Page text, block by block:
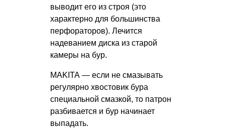
выводит его из строя (это
характерно для большинства
перфораторов). Лечится
надеванием диска из старой
камеры на бур.
MAKITA — если не смазывать
регулярно хвостовик бура
специальной смазкой, то патрон
разбивается и бур начинает
выпадать.